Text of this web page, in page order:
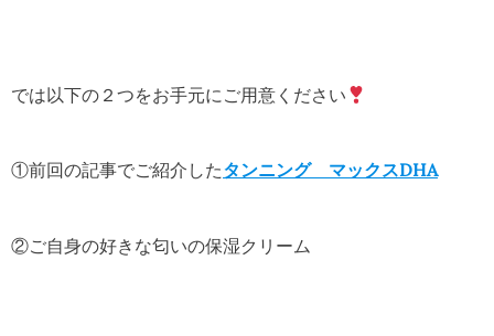
では以下の２つをお手元にご用意ください
①前回の記事でご紹介したタンニング マックスDHA
②ご自身の好きな匂いの保湿クリーム